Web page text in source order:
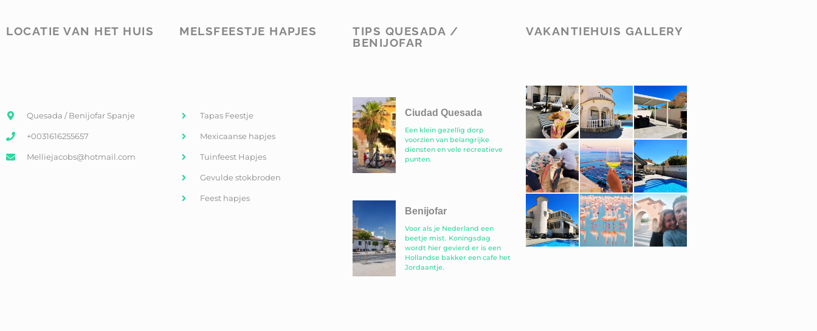
LOCATIE VAN HET HUIS
Quesada / Benijofar Spanje
+0031616255657
Melliejacobs@hotmail.com
MELSFEESTJE HAPJES
Tapas Feestje
Mexicaanse hapjes
Tuinfeest Hapjes
Gevulde stokbroden
Feest hapjes
TIPS QUESADA /
BENIJOFAR
Ciudad Quesada
Een klein gezellig dorp
voorzien van belangrijke
diensten en vele recreatieve
punten.
Benijofar
Voor als je Nederland een
beetje mist. Koningsdag
wordt hier gevierd er is een
Hollandse bakker een cafe het
Jordaantje.
VAKANTIEHUIS GALLERY